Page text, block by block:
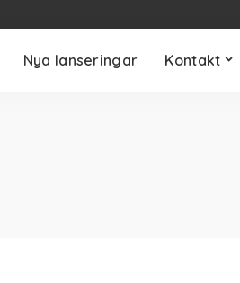
Nya lanseringar Kontakt